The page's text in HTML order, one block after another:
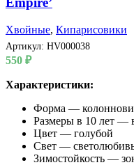
Хвойные, Кипарисовики
Артикул: HV000038
550 ₽
Характеристики:
Форма —
Размеры в 10 лет —
Цвет — голубой
Свет —
Зимостойкость —